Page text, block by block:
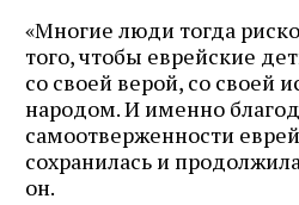
«Многие люди тогда
того, чтобы еврейские
со своей верой, со своей
народом. И именно
самоотверженности
сохранилась и
он.